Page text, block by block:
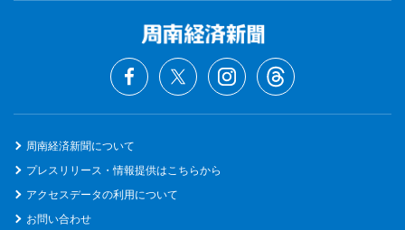
周南経済新聞について
プレスリリース・情報提供はこちらから
アクセスデータの利用について
お問い合わせ